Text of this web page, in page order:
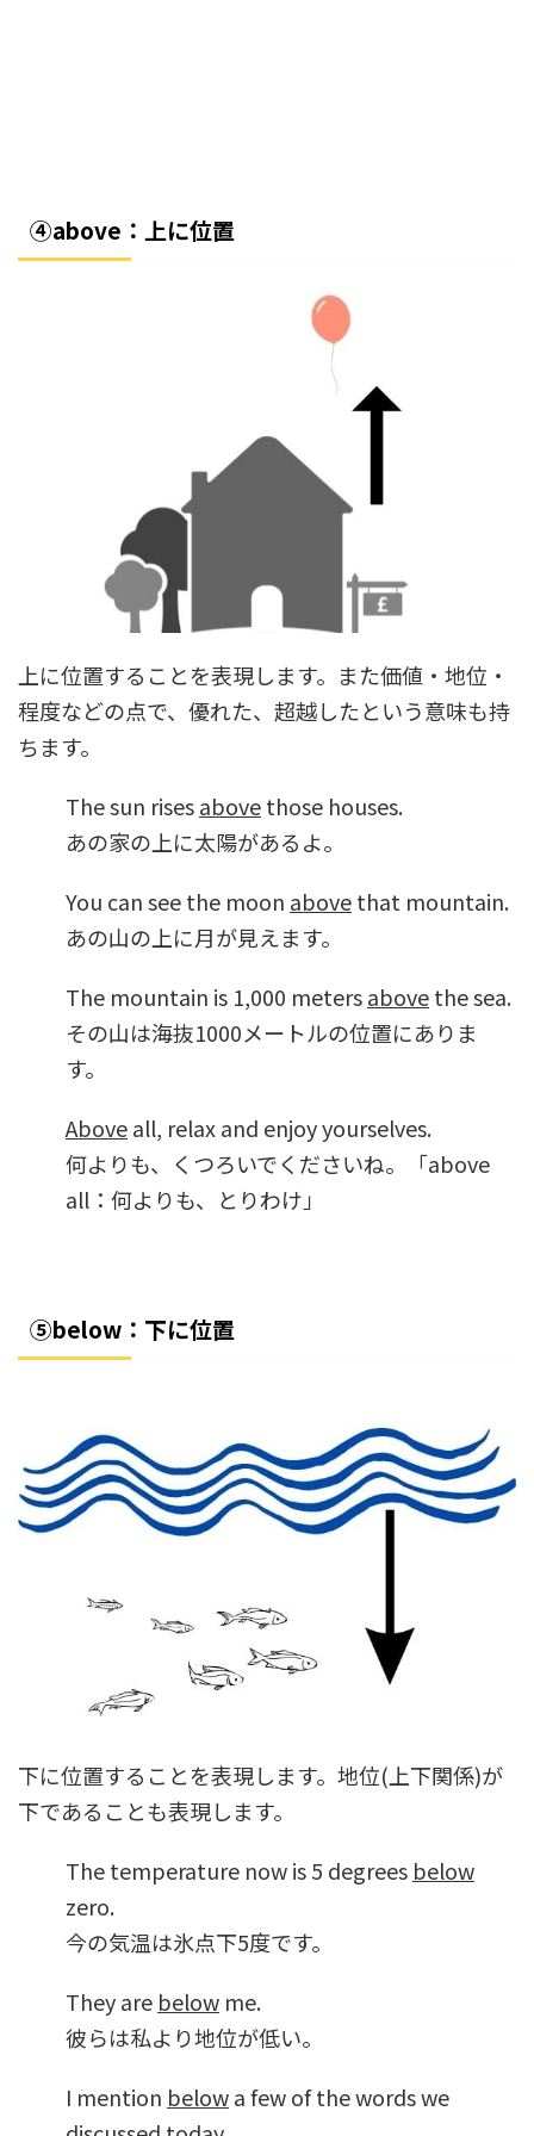
④above：上に位置
上に位置することを表現します。また価値・地位・
程度などの点で、優れた、超越したという意味も持
ちます。
The sun risesabovethose houses.
あの家の上に太陽があるよ。
You can see the moon abovethat mountain.
あの山の上に月が見えます。
The mountain is 1,000 metersabovethe sea.
その山は海抜1000メートルの位置にありま
す。
Aboveall, relax and enjoy yourselves.
何よりも、くつろいでくださいね。「above
all：何よりも、とりわけ」
⑤below：下に位置
下に位置することを表現します。地位(上下関係)が
下であることも表現します。
The temperature now is 5 degrees below
zero.
今の気温は氷点下5度です。
They are below me.
彼らは私より地位が低い。
I mention belowa few of the words we